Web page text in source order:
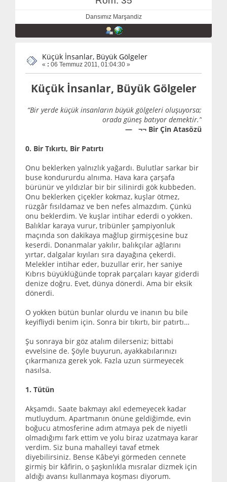
Dansımız Marşandiz
Küçük İnsanlar, Büyük Gölgeler
« : 06 Temmuz 2011, 01:04:30 »
Küçük İnsanlar, Büyük Gölgeler
“Bir yerde küçük insanların büyük gölgeleri oluşuyorsa;
orada güneş batıyor demektir.”
— ¬¬ Bir Çin Atasözü
0. Bir Tıkırtı, Bir Patırtı
Onu beklerken yalnızlık yağardı. Bulutlar sarkar bir
buse kondururdu alnıma. Hava kara çarşafa
bürünür ve yıldızlar bir bir silinirdi gök kubbeden.
Onu beklerken çiçekler kokmaz, kuşlar ötmez,
rüzgâr fısıldamaz ve ben nefes almazdım. Çünkü
onu beklerdim. Ve kuşlar intihar ederdi o yokken.
Balıklar karaya vurur, tribünler şampiyonluk
maçında son dakikaya mağlup girmişçesine buz
keserdi. Donanmalar yakılır, balıkçılar ağlarını
yırtar, dalgalar kıyıları sıra dayağına çekerdi.
Melekler intihar eder, buzullar erir, her saniye
Kıbrıs büyüklüğünde toprak parçaları kayar giderdi
denize doğru. Evet, dünya dönerdi. Ama bir eksik
dönerdi.
O yokken bütün bunlar olurdu ve inanın bu bile
keyifliydi benim için. Sonra bir tıkırtı, bir patırtı…
Şu sonraya bir göz atalım dilerseniz; bittabi
evvelsine de. Şöyle buyurun, ayakkabılarınızı
çıkarmanıza gerek yok. Fazla uzun sürmeyecek
nasılsa.
1. Tütün
Akşamdı. Saate bakmayı akıl edemeyecek kadar
mutluydum. Apartmanın önüne geldiğimde, evin
boğucu atmosferine adım atmaya pek de niyetli
olmadığımı fark ettim ve yolu biraz uzatmaya karar
verdim. Siz buna mahalleyi tavaf etmek
diyebilirsiniz. Bense Kâbe’yi görmeden cennete
girmiş bir kâfirin, o şaşkınlıkla mısralar dizmek için
aldığı avansı kullanmaya koşması diyorum.